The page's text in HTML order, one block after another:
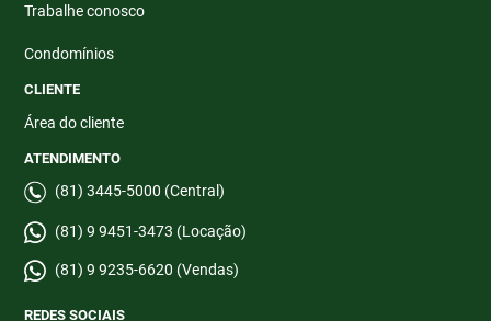
Trabalhe conosco
Condomínios
CLIENTE
Área do cliente
ATENDIMENTO
(81) 3445-5000 (Central)
(81) 9 9451-3473 (Locação)
(81) 9 9235-6620 (Vendas)
REDES SOCIAIS